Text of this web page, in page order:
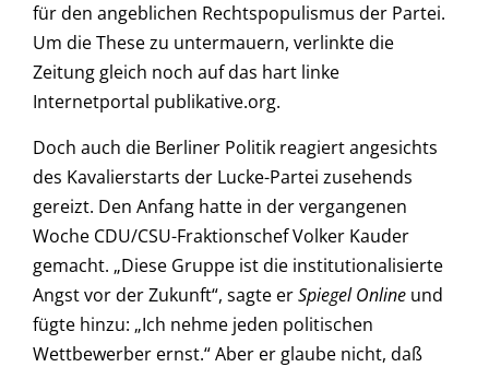
für den angeblichen Rechtspopulismus der Partei.
Um die These zu untermauern, verlinkte die
Zeitung gleich noch auf das hart linke
Internetportal publikative.org.
Doch auch die Berliner Politik reagiert angesichts
des Kavalierstarts der Lucke-Partei zusehends
gereizt. Den Anfang hatte in der vergangenen
Woche CDU/CSU-Fraktionschef Volker Kauder
gemacht. „Diese Gruppe ist die institutionalisierte
Angst vor der Zukunft“, sagte erSpiegel Online und
fügte hinzu: „Ich nehme jeden politischen
Wettbewerber ernst.“ Aber er glaube nicht, daß